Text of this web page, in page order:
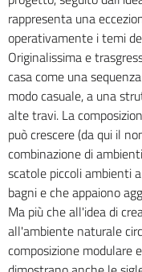
rappresenta una
operativamente i temi
Originalissima e
casa come una
modo casuale, a una
alte travi. La
può crescere (da qui il
combinazione di
scatole piccoli ambienti
bagni e che appaiono
Ma più che all'idea di
all'ambiente naturale
composizione modulare